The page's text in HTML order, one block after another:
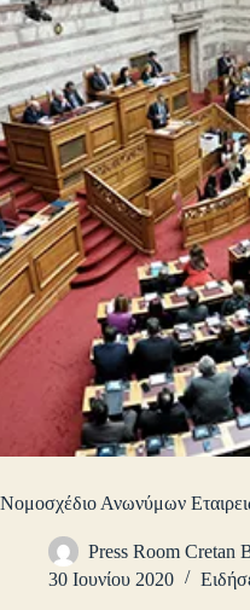
Νομοσχέδιο Ανωνύμων
Press Room Cretan
30 Ιουνίου 2020